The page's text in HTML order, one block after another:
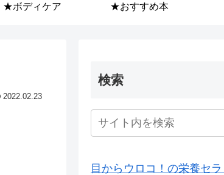
★ボディケア ★おすすめ本
2022.02.23
検索
目からウロコ！の栄養セ